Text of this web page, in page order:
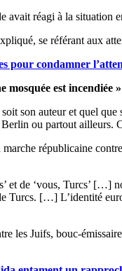
réagi à la situation
se référant aux
pour condamner
mosquée est incendiée »
son auteur et quel
ou partout ailleurs.
républicaine
et de ‘vous, Turcs’
Turcs. […] L’identité
les Juifs, bouc-